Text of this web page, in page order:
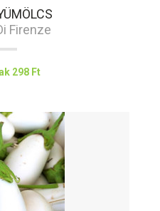
Firenze
298 Ft